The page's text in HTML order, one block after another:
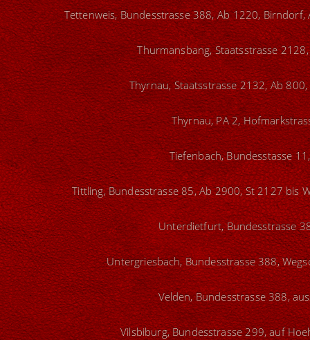
Tettenweis, Bundesstrasse 388, Ab 1220,
Thurmansbang, Staatsstrasse
Thyrnau, Staatsstrasse 2132, Ab
Thyrnau, PA 2,
Tiefenbach, Bundesstasse
Tittling, Bundesstrasse 85, Ab 2900, St 2127 bis
Unterdietfurt, Bundesstrasse
Untergriesbach, Bundesstrasse 388,
Velden, Bundesstrasse 388,
Vilsbiburg, Bundesstrasse 299, auf